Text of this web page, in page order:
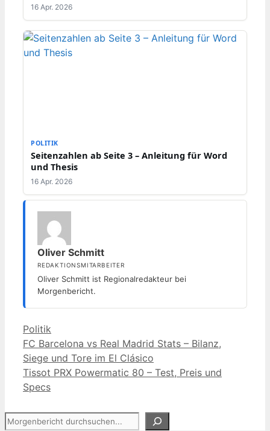
16 Apr. 2026
POLITIK
Seitenzahlen ab Seite 3 – Anleitung für Word
und Thesis
16 Apr. 2026
Oliver Schmitt
REDAKTIONSMITARBEITER
Oliver Schmitt ist Regionalredakteur bei
Morgenbericht.
Kategorien
Politik
FC Barcelona vs Real Madrid Stats – Bilanz,
Siege und Tore im El Clásico
Tissot PRX Powermatic 80 – Test, Preis und
Specs
Suchen